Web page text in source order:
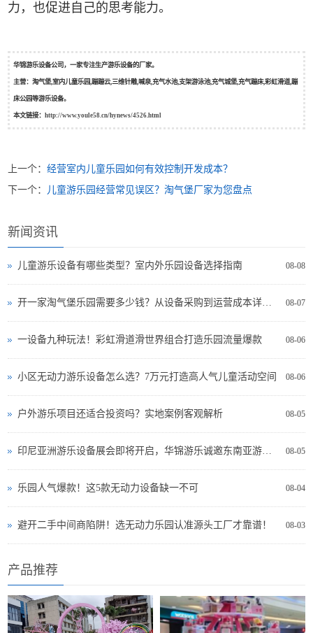
力，也促进自己的思考能力。
华锦游乐设备公司，一家专注生产游乐设备的厂家。
主营：淘气堡,室内儿童乐园,蹦蹦云,三维针雕,喊泉,充气水池,支架游泳池,充气城堡,充气蹦床,彩虹滑道,蹦
床公园等游乐设备。
本文链接：http://www.youle58.cn/hynews/4526.html
上一个：经营室内儿童乐园如何有效控制开发成本？
下一个：
儿童游乐园经营常见误区？淘气堡厂家为您盘点
新闻资讯
08-08
儿童游乐设备有哪些类型？室内外乐园设备选择指南
08-07
开一家淘气堡乐园需要多少钱？从设备采购到运营成本详细分析
08-06
一设备九种玩法！彩虹滑道滑世界组合打造乐园流量爆款
08-06
小区无动力游乐设备怎么选？7万元打造高人气儿童活动空间
08-05
户外游乐项目还适合投资吗？实地案例客观解析
08-05
印尼亚洲游乐设备展会即将开启，华锦游乐诚邀东南亚游乐投资者现场交流
08-04
乐园人气爆款！这5款无动力设备缺一不可
08-03
避开二手中间商陷阱！选无动力乐园认准源头工厂才靠谱！
产品推荐